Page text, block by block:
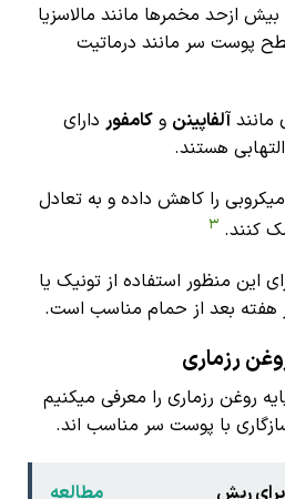
ازحد مخمرها مانند مالاسزیا
پوست سر مانند درماتیت
مانند آلفاپینن و کامفور دارای
هستند.
را کاهش داده و به تعادل
کنند. 3
این منظور استفاده از تونیک یا
رزماری
روغن رزماری را معرفی میکنیم
با پوست سر مناسب اند.